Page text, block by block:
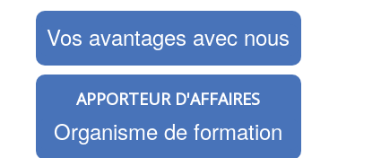
Vos avantages avec nous
APPORTEUR D'AFFAIRES
Organisme de formation